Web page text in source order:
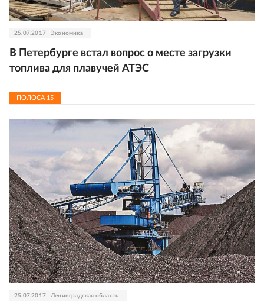
25.07.2017 Экономика
В Петербурге встал вопрос о месте загрузки
топлива для плавучей АТЭС
ПОЛОСА 15
25.07.2017 Ленинградская область